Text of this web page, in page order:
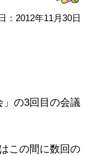
：2012年11月30日
の3回目の会議
この間に数回の